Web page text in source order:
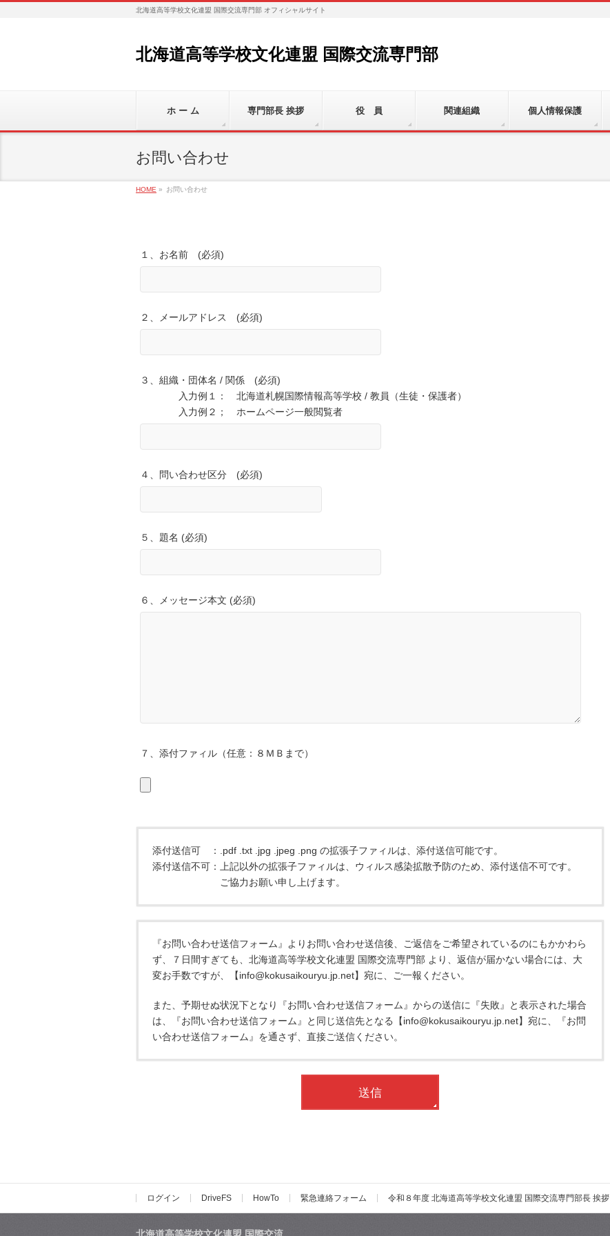
北海道高等学校文化連盟 国際交流専門部 オフィシャルサイト
北海道高等学校文化連盟 国際交流専門部
ホ ー ム 専門部長 挨拶 役 員 関連組織 個人情報保護
お問い合わせ
HOME » お問い合わせ
１、お名前 (必須)
２、メールアドレス (必須)
３、組織・団体名 / 関係 (必須)
入力例１： 北海道札幌国際情報高等学校 / 教員（生徒・保護者）
入力例２； ホームページ一般閲覧者
４、問い合わせ区分 (必須)
５、題名 (必須)
６、メッセージ本文 (必須)
７、添付ファィル（任意：８ＭＢまで）
添付送信可 ：.pdf .txt .jpg .jpeg .png の拡張子ファィルは、添付送信可能です。
添付送信不可：上記以外の拡張子ファィルは、ウィルス感染拡散予防のため、添付送信不可です。
ご協力お願い申し上げます。
『お問い合わせ送信フォーム』よりお問い合わせ送信後、ご返信をご希望されているのにもかかわら
ず、７日間すぎても、北海道高等学校文化連盟 国際交流専門部 より、返信が届かない場合には、大
変お手数ですが、【info@kokusaikouryu.jp.net】宛に、ご一報ください。
また、予期せぬ状況下となり『お問い合わせ送信フォーム』からの送信に『失敗』と表示された場合
は、『お問い合わせ送信フォーム』と同じ送信先となる【info@kokusaikouryu.jp.net】宛に、『お問
い合わせ送信フォーム』を通さず、直接ご送信ください。
ログイン DriveFS HowTo 緊急連絡フォーム 令和８年度 北海道高等学校文化連盟 国際交流専門部長 挨拶